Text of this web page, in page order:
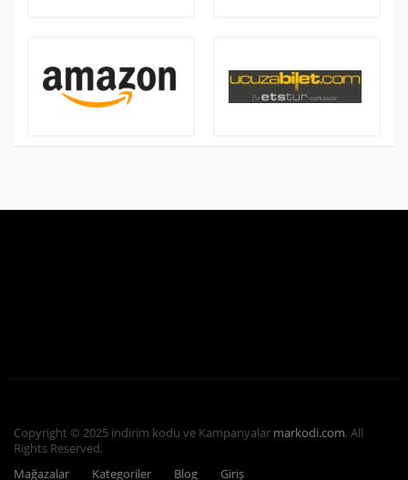
Copyright © 2025 indirim kodu ve Kampanyalar markodi.com. All
Rights Reserved.
Mağazalar
Kategoriler Blog Giriş